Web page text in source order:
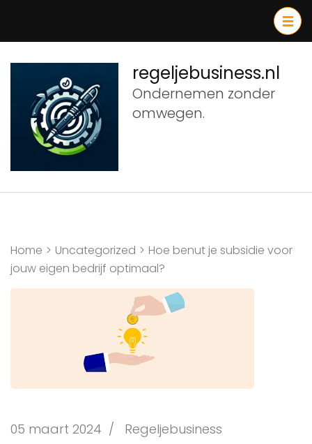
inhoud
(druk
Enter)
regeljebusiness.nl
Ondernemen zonder
omwegen.
Home > Uncategorized > Hoe benut je subsidie voor
jouw eigen bedrijf optimaal?
05 maart 2024 / Regeljebusiness